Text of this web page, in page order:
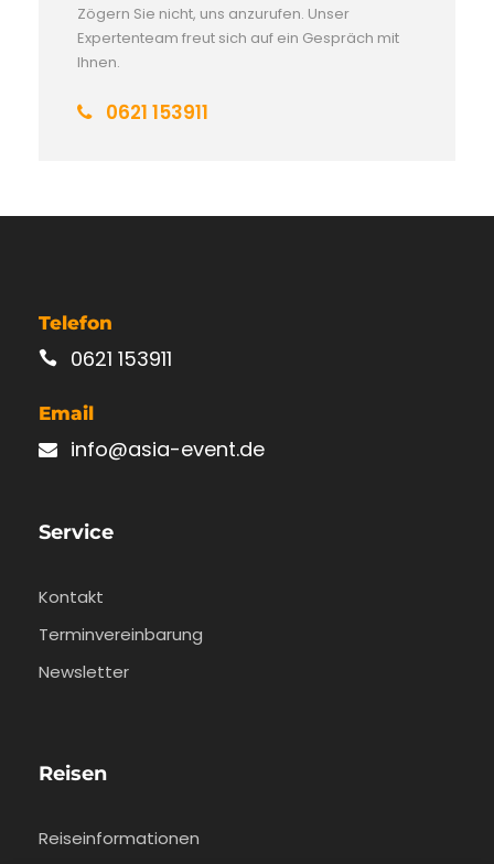
Zögern Sie nicht, uns anzurufen. Unser
Expertenteam freut sich auf ein Gespräch mit
Ihnen.
0621 153911
Telefon
0621 153911
Email
info@asia-event.de
Service
Kontakt
Terminvereinbarung
Newsletter
Reisen
Reiseinformationen